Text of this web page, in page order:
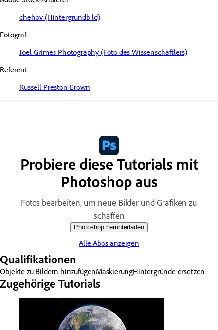
chehov (Hintergrundbild)
Fotograf
Joel Grimes Photography (Foto des Wissenschaftlers)
Referent
Russell Preston Brown
Probiere diese Tutorials mit
Photoshop aus
Fotos bearbeiten, um neue Bilder und Grafiken zu
schaffen
Photoshop herunterladen
Alle Abos anzeigen
Qualifikationen
Objekte zu Bildern hinzufügenMaskierungHintergründe ersetzen
Zugehörige Tutorials